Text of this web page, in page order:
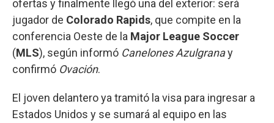
ofertas y finalmente llegó una del exterior: será
jugador de Colorado Rapids, que compite en la
conferencia Oeste de la Major League Soccer
(MLS), según informó Canelones Azulgranay
confirmó Ovación.
El joven delantero ya tramitó la visa para ingresar a
Estados Unidos y se sumará al equipo en las